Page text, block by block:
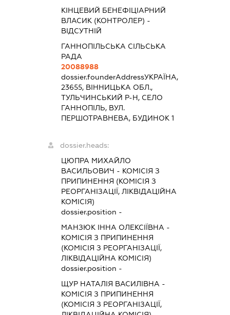
КІНЦЕВИЙ БЕНЕФІЦІАРНИЙ
ВЛАСИК (КОНТРОЛЕР) -
ВІДСУТНІЙ
ГАННОПІЛЬСЬКА СІЛЬСЬКА
РАДА
20088988
dossier.founderAddressУКРАЇНА,
23655, ВІННИЦЬКА ОБЛ.,
ТУЛЬЧИНСЬКИЙ Р-Н, СЕЛО
ГАННОПІЛЬ, ВУЛ.
ПЕРШОТРАВНЕВА, БУДИНОК 1
dossier.heads:
ЦЮПРА МИХАЙЛО
ВАСИЛЬОВИЧ - КОМІСІЯ З
ПРИПИНЕННЯ (КОМІСІЯ З
РЕОРГАНІЗАЦІЇ, ЛІКВІДАЦІЙНА
КОМІСІЯ)
dossier.position -
МАНЗЮК ІННА ОЛЕКСІЇВНА -
КОМІСІЯ З ПРИПИНЕННЯ
(КОМІСІЯ З РЕОРГАНІЗАЦІЇ,
ЛІКВІДАЦІЙНА КОМІСІЯ)
dossier.position -
ЩУР НАТАЛІЯ ВАСИЛІВНА -
КОМІСІЯ З ПРИПИНЕННЯ
(КОМІСІЯ З РЕОРГАНІЗАЦІЇ,